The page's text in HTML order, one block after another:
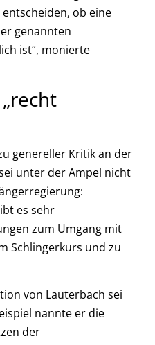
ob eine
genannten
ist“, monierte
genereller Kritik an der
unter der Ampel nicht
es sehr
zum Umgang mit
Schlingerkurs und zu
von Lauterbach sei
nannte er die
der